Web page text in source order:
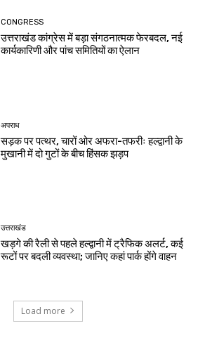
CONGRESS
उत्तराखंड कांग्रेस में बड़ा संगठनात्मक फेरबदल, नई
कार्यकारिणी और पांच समितियों का ऐलान
अपराध
सड़क पर पत्थर, चारों ओर अफरा-तफरीः हल्द्वानी के
मुखानी में दो गुटों के बीच हिंसक झड़प
उत्तराखंड
खड़गे की रैली से पहले हल्द्वानी में ट्रैफिक अलर्ट, कई
रूटों पर बदली व्यवस्था; जानिए कहां पार्क होंगे वाहन
Load more